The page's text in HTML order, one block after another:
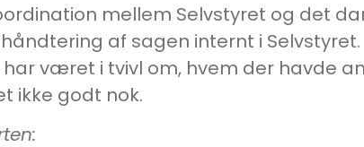
mellem Selvstyret og det
af sagen internt i Selvstyret.
været i tvivl om, hvem der havde
ikke godt nok.